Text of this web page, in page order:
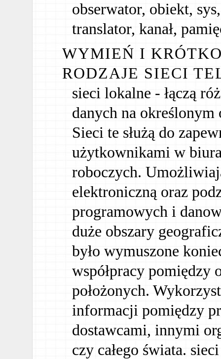
obserwator, obiekt,
translator, kanał,
WYMIEŃ I
RODZAJE SIECI
sieci lokalne - łączą
danych na określonym
Sieci te służą do
użytkownikami w
roboczych.
elektroniczną oraz
programowych i
duże obszary
było wymuszone
współpracy pomiędzy
położonych.
informacji pomiędzy
dostawcami, innymi
czy całego świata.